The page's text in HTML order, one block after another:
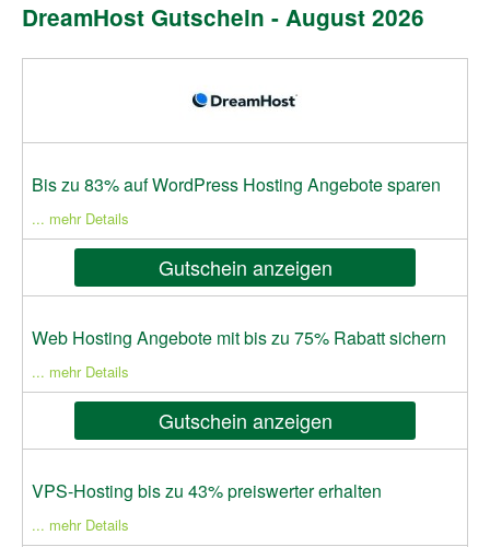
DreamHost Gutschein - August 2026
Bis zu 83% auf WordPress Hosting Angebote sparen
... mehr Details
Gutschein anzeigen
Web Hosting Angebote mit bis zu 75% Rabatt sichern
... mehr Details
Gutschein anzeigen
VPS-Hosting bis zu 43% preiswerter erhalten
... mehr Details